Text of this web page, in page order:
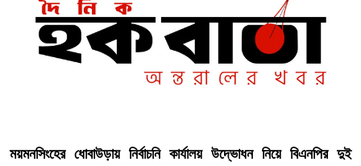
‎ময়মনসিংহের ধোবাউড়ায় নির্বাচনি কার্যালয় উদ্ভোধন নিয়ে বিএনপির দুই